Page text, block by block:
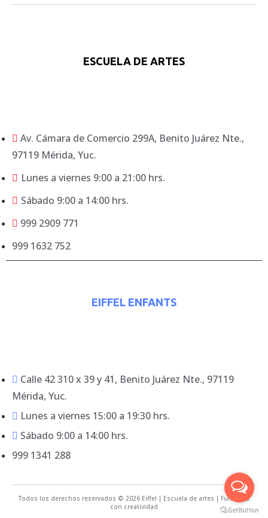
ESCUELA DE ARTES
Av. Cámara de Comercio 299A, Benito Juárez Nte.,
97119 Mérida, Yuc.
Lunes a viernes 9:00 a 21:00 hrs.
Sábado 9:00 a 14:00 hrs.
999 2909 771
999 1632 752
Calle 42 310 x 39 y 41, Benito Juárez Nte., 97119
Mérida, Yuc.
Lunes a viernes 15:00 a 19:30 hrs.
Sábado 9:00 a 14:00 hrs.
999 1341 288
EIFFEL ENFANTS
Todos los derechos reservados © 2026 Eiffel | Escuela de artes | Funciona
con creatividad